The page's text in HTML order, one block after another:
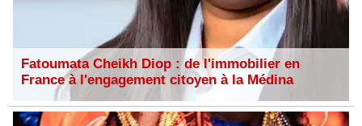
Fatoumata Cheikh Diop : de l'immobilier en
France à l'engagement citoyen à la Médina